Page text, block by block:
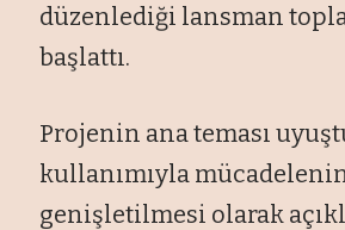
düzenlediği lansman
başlattı.
Projenin ana teması
kullanımıyla
genişletilmesi olarak